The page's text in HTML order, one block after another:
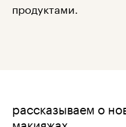
продуктами.
рассказываем о